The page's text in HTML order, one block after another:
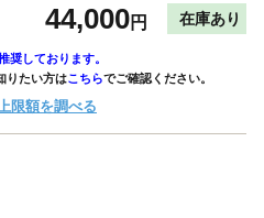
44,000円 在庫あり
奨しております。
りたい方はこちらでご確認ください。
上限額を調べる